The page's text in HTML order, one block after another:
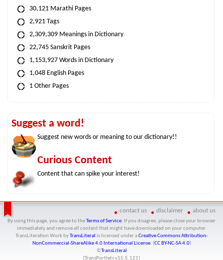
30,121 Marathi Pages
2,921 Tags
2,309,309 Meanings in Dictionary
22,745 Sanskrit Pages
1,153,927 Words in Dictionary
1,048 English Pages
1 Other Pages
Suggest a word!
Suggest new words or meaning to our dictionary!!
Curious Content
Content that can spike your interest!
contact us disclaimer about us
By using this page, you agree to theTerms of Service. If you disagree, please close your browser
immediately and remove all content that might have downloaded on your computer.
TransLiteration Work byTransLiteral is licensed under aCreative Commons Attribution-
NonCommercial-ShareAlike 4.0 International License. (CC BY-NC-SA 4.0)
©TransLiteral
[TransPortlets v15.5.121]